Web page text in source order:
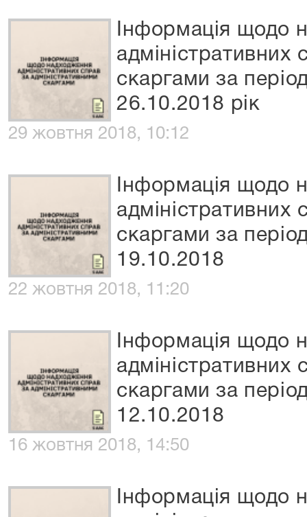
Інформація щодо
адміністративних
скаргами за
26.10.2018 рік
29 жовтня 2018, 10:12
Інформація щодо
адміністративних
скаргами за
19.10.2018
22 жовтня 2018, 11:20
Інформація щодо
адміністративних
скаргами за
12.10.2018
16 жовтня 2018, 14:50
Інформація щодо